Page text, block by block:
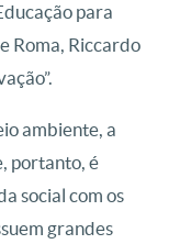
para
Roma, Riccardo
ambiente, a
portanto, é
social com os
grandes